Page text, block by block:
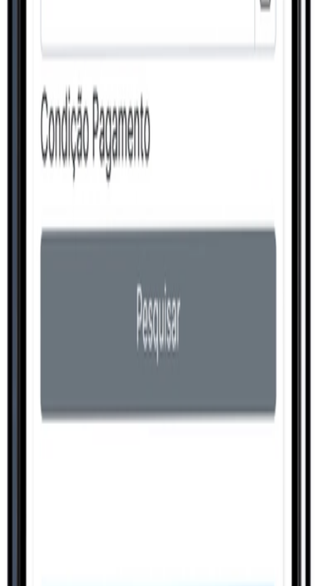
Conhecer
Pessoas
Recursos Humanos
Conhecer
Produção